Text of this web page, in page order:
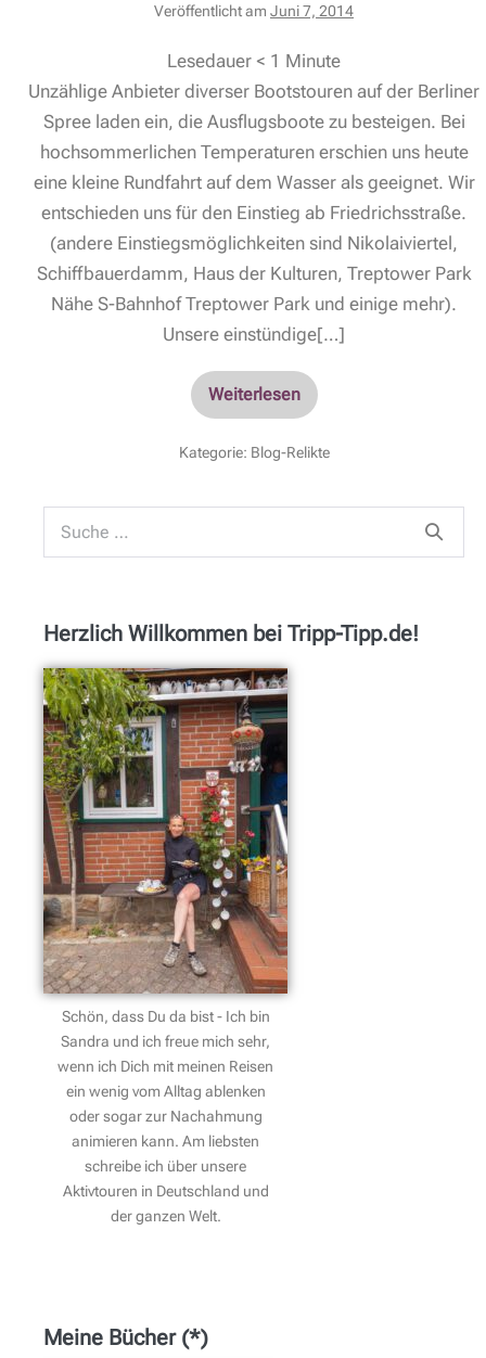
Veröffentlicht am Juni 7, 2014
Lesedauer < 1 Minute
Unzählige Anbieter diverser Bootstouren auf der Berliner
Spree laden ein, die Ausflugsboote zu besteigen. Bei
hochsommerlichen Temperaturen erschien uns heute
eine kleine Rundfahrt auf dem Wasser als geeignet. Wir
entschieden uns für den Einstieg ab Friedrichsstraße.
(andere Einstiegsmöglichkeiten sind Nikolaiviertel,
Schiffbauerdamm, Haus der Kulturen, Treptower Park
Nähe S-Bahnhof Treptower Park und einige mehr).
Unsere einstündige[…]
Weiterlesen
Kategorie: Blog-Relikte
Herzlich Willkommen bei Tripp-Tipp.de!
Schön, dass Du da bist - Ich bin
Sandra und ich freue mich sehr,
wenn ich Dich mit meinen Reisen
ein wenig vom Alltag ablenken
oder sogar zur Nachahmung
animieren kann. Am liebsten
schreibe ich über unsere
Aktivtouren in Deutschland und
der ganzen Welt.
Meine Bücher (*)